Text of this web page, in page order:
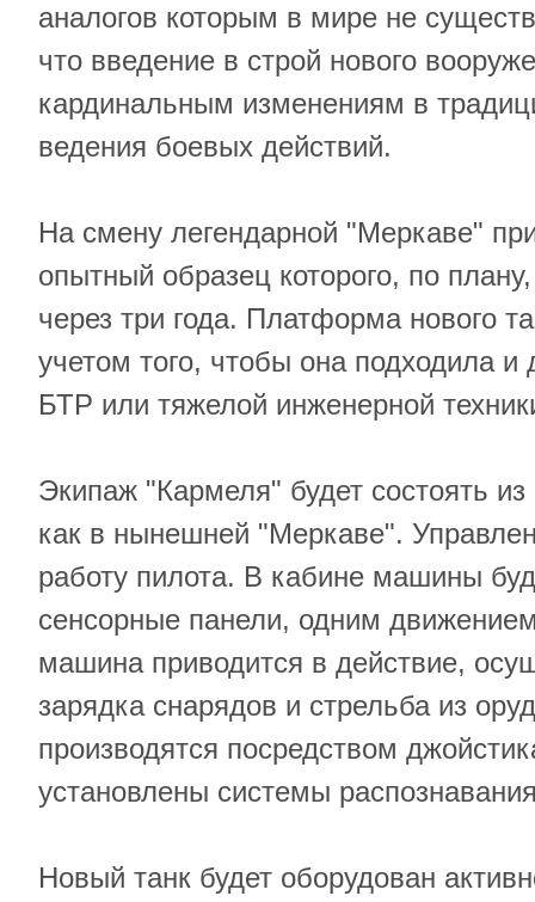
аналогов которым в мире не
что введение в строй нового
кардинальным изменениям в
ведения боевых действий.
На смену легендарной "Меркаве"
опытный образец которого, по
через три года. Платформа нового
учетом того, чтобы она подходила и
БТР или тяжелой инженерной
Экипаж "Кармеля" будет состоять
как в нынешней "Меркаве".
работу пилота. В кабине машины
сенсорные панели, одним
машина приводится в действие,
зарядка снарядов и стрельба из
производятся посредством
установлены системы
Новый танк будет оборудован